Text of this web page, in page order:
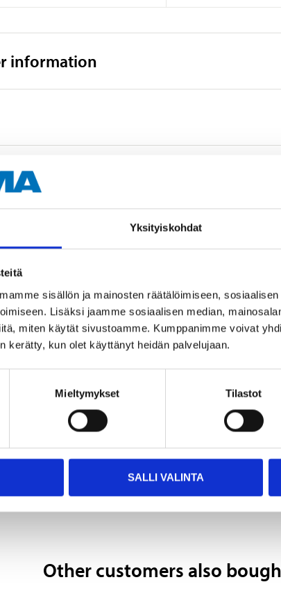
Yksityiskohdat
sisällön ja mainosten räätälöimiseen,
Lisäksi jaamme sosiaalisen median,
miten käytät sivustoamme. Kumppanimme voivat
kerätty, kun olet käyttänyt heidän palvelujaan.
Mieltymykset Tilastot
SALLI VALINTA
information
Accessories
Other customers also